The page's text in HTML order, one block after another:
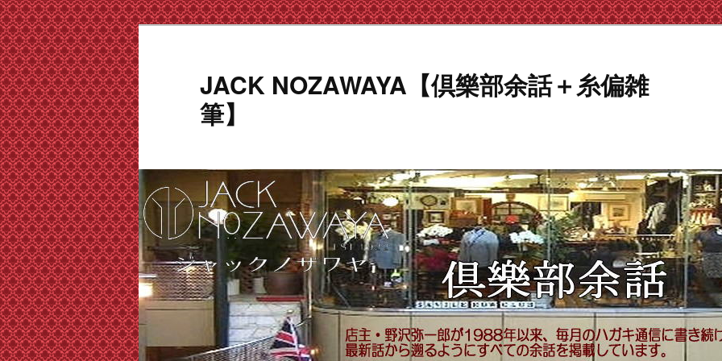
メ
イ
ン
コ
ン
テ
ン
ツ
へ
移
動
JACK NOZAWAYA【倶樂部余話＋糸偏雑
筆】